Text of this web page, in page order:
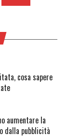
cosa sapere
aumentare la
dalla pubblicità